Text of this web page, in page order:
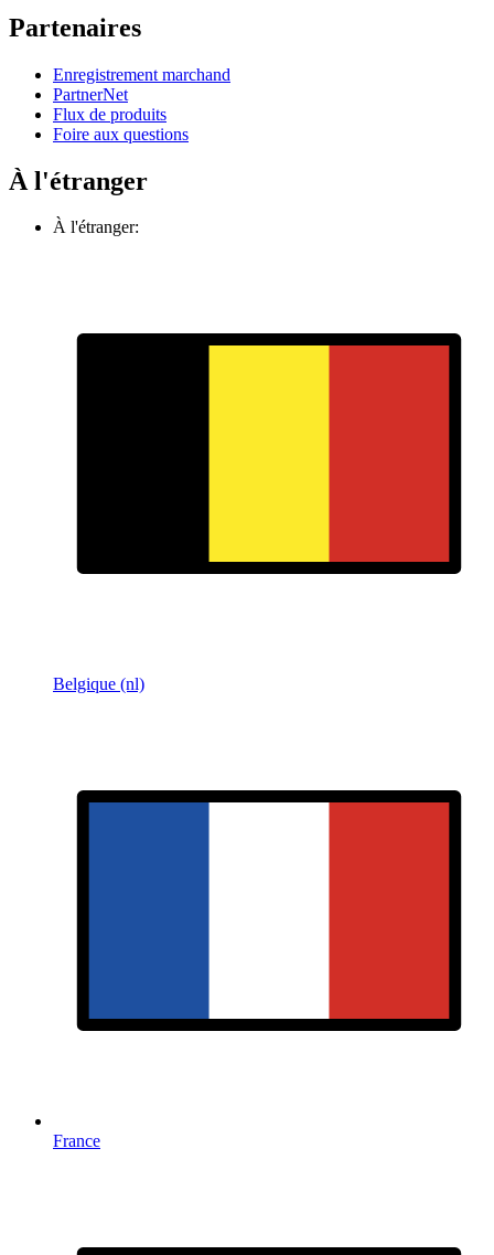
Partenaires
Enregistrement marchand
PartnerNet
Flux de produits
Foire aux questions
À l'étranger
À l'étranger:
Belgique (nl)
France